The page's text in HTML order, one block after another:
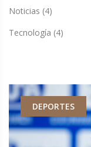
Noticias (4)
Tecnología (4)
DEPORTES